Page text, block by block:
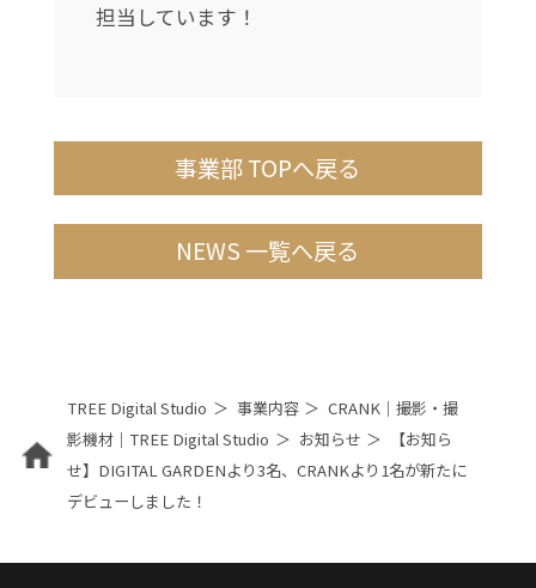
担当しています！
事業部 TOPへ戻る
NEWS 一覧へ戻る
TREE Digital Studio 事業内容
CRANK｜撮影・撮
影機材｜TREE Digital Studio
お知らせ
【お知ら
せ】DIGITAL GARDENより3名、CRANKより1名が新たに
デビューしました！